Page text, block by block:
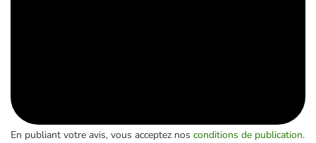
En publiant votre avis, vous acceptez nos conditions de publication.